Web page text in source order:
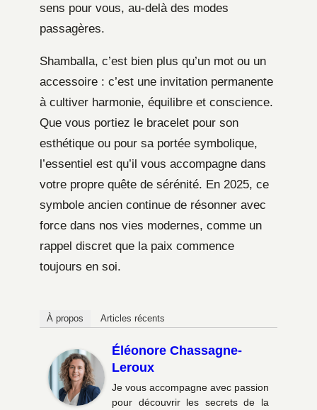
sens pour vous, au-delà des modes
passagères.
Shamballa, c’est bien plus qu’un mot ou un
accessoire : c’est une invitation permanente
à cultiver harmonie, équilibre et conscience.
Que vous portiez le bracelet pour son
esthétique ou pour sa portée symbolique,
l’essentiel est qu’il vous accompagne dans
votre propre quête de sérénité. En 2025, ce
symbole ancien continue de résonner avec
force dans nos vies modernes, comme un
rappel discret que la paix commence
toujours en soi.
À propos Articles récents
Éléonore Chassagne-
Leroux
Je vous accompagne avec passion
pour découvrir les secrets de la